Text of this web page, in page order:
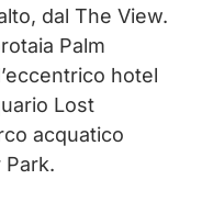
dal The View.
Palm
hotel
Lost
acquatico
Park.